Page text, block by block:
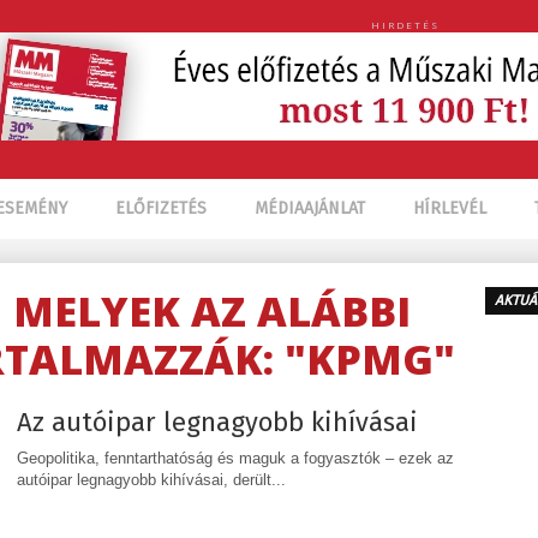
HIRDETÉS
ELŐFIZETÉS MÉDIAAJÁNLAT HÍRLEVÉL
MELYEK AZ ALÁBBI
"KPMG"
Az autóipar legnagyobb kihívásai
Geopolitika, fenntarthatóság és maguk a fogyasztók – ezek az
autóipar legnagyobb kihívásai, derült...